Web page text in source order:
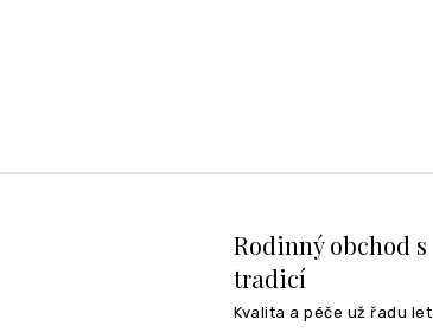
Rodinný obchod s
tradicí
Kvalita a péče už řadu let